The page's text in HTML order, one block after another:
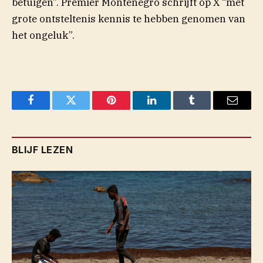
grote ontsteltenis kennis te hebben genomen van
het ongeluk”.
FacebookTwitter Pinterest LinkedInTumblr Email
BLIJF LEZEN